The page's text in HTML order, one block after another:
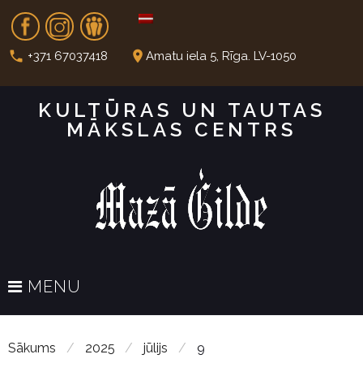
t
Fb In Dr
call +371 67037418 place Amatu iela 5, Rīga. LV-1050
KULTŪRAS UN TAUTAS
MĀKSLAS CENTRS
MENU
Sākums / 2025 / jūlijs / 9